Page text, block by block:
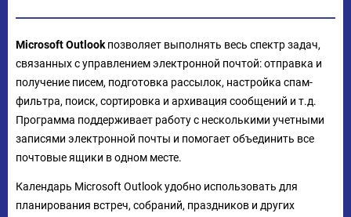
Microsoft Outlook позволяет выполнять весь спектр задач,
связанных с управлением электронной почтой: отправка и
получение писем, подготовка рассылок, настройка спам-
фильтра, поиск, сортировка и архивация сообщений и т.д.
Программа поддерживает работу с несколькими учетными
записями электронной почты и помогает объединить все
почтовые ящики в одном месте.
Календарь Microsoft Outlook удобно использовать для
планирования встреч, собраний, праздников и других